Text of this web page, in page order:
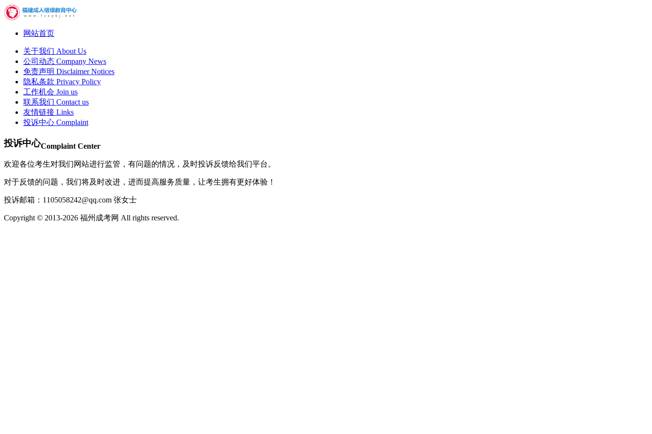
网站首页
关于我们 About Us
公司动态 Company News
免责声明 Disclaimer Notices
隐私条款 Privacy Policy
工作机会 Join us
联系我们 Contact us
友情链接 Links
投诉中心 Complaint
投诉中心Complaint Center
欢迎各位考生对我们网站进行监管，有问题的情况，及时投诉反馈给我们平台。
对于反馈的问题，我们将及时改进，进而提高服务质量，让考生拥有更好体验！
投诉邮箱：1105058242@qq.com 张女士
Copyright © 2013-2026 福州成考网 All rights reserved.